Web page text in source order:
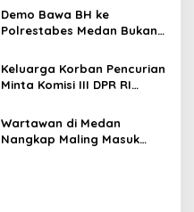
Tersangka dan Dpo Karena
Membantu Polisi
Demo Bawa BH ke
Polrestabes Medan Bukan
Pun, Melainkan Simbol Kritik
dan Rasa Kecewa
Medan
Keluarga Korban Pencurian
Minta Komisi III DPR RI
Laporan Dugaan Penipuan
Bermodus Surat
Perdamaian dan Dugaan
Wartawan di Medan
Nangkap Maling Masuk